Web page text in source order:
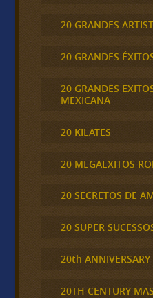
20 GRANDES
20 GRANDES
20 GRANDES
MEXICANA
20 KILATES
20 MEGAEXITOS
20 SECRETOS DE
20 SUPER
20th ANNIVERSARY
20TH CENTURY